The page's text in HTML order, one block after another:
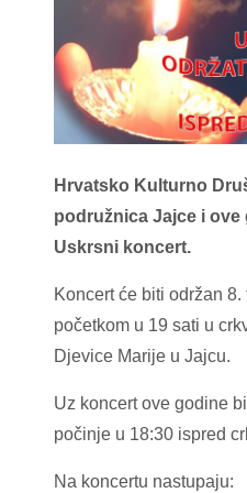
Hrvatsko Kulturno
podružnica Jajce i
Uskrsni koncert.
Koncert će biti održan
početkom u 19 sati u
Djevice Marije u Jajcu.
Uz koncert ove godine
počinje u 18:30 ispred
Na koncertu nastupaju: